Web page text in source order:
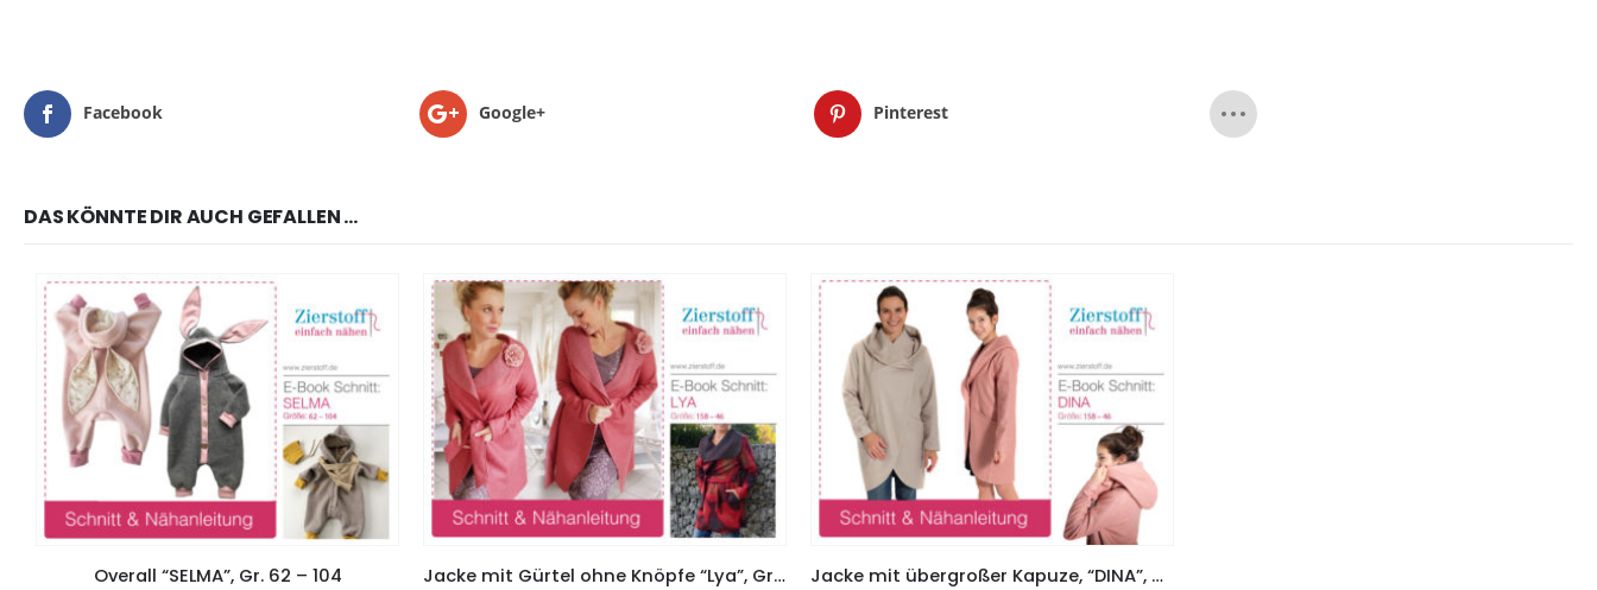
Facebook Google+ Pinterest
DAS KÖNNTE DIR AUCH GEFALLEN …
Overall “SELMA”, Gr. 62 – 104 Jacke mit Gürtel ohne Knöpfe “Lya”, Gr. 158 – 46 Jacke mit übergroßer Kapuze, “DINA”, Gr. 158 – 46